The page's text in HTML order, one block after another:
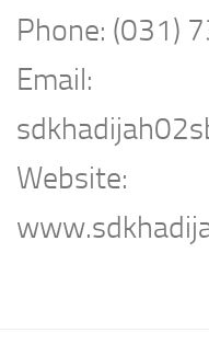
Phone: (031)
Email:
Website: